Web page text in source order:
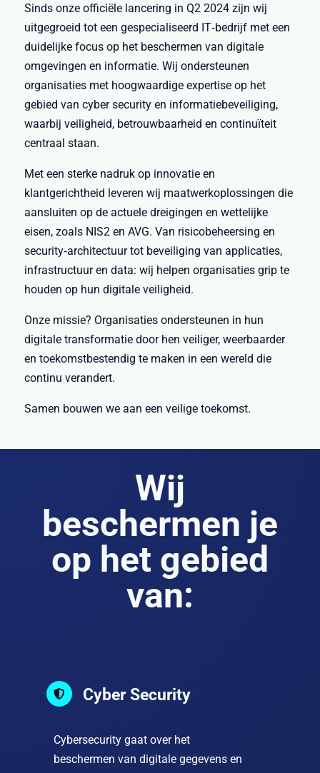
Sinds onze officiële lancering in Q2 2024 zijn wij
uitgegroeid tot een gespecialiseerd IT‑bedrijf met een
duidelijke focus op het beschermen van digitale
omgevingen en informatie. Wij ondersteunen
organisaties met hoogwaardige expertise op het
gebied van cyber security en informatiebeveiliging,
waarbij veiligheid, betrouwbaarheid en continuïteit
centraal staan.
Met een sterke nadruk op innovatie en
klantgerichtheid leveren wij maatwerkoplossingen die
aansluiten op de actuele dreigingen en wettelijke
eisen, zoals NIS2 en AVG. Van risicobeheersing en
security‑architectuur tot beveiliging van applicaties,
infrastructuur en data: wij helpen organisaties grip te
houden op hun digitale veiligheid.
Onze missie? Organisaties ondersteunen in hun
digitale transformatie door hen veiliger, weerbaarder
en toekomstbestendig te maken in een wereld die
continu verandert.
Samen bouwen we aan een veilige toekomst.
Wij
beschermen je
op het gebied
van:
 Cyber Security
Cybersecurity gaat over het
beschermen van digitale gegevens en